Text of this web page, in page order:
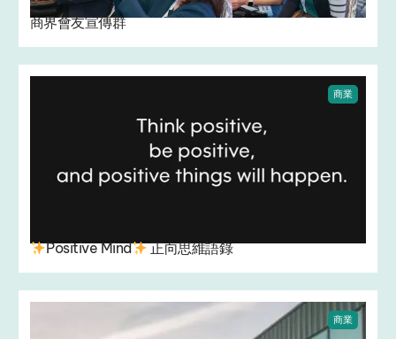
商界會友宣傳群
商業
Positive Mind 正向思維語錄
商業